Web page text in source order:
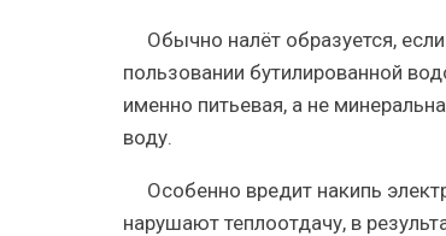
Обычно налёт образуется,
пользовании бутилированной
именно питьевая, а не
воду.
Особенно вредит накипь
нарушают теплоотдачу, в